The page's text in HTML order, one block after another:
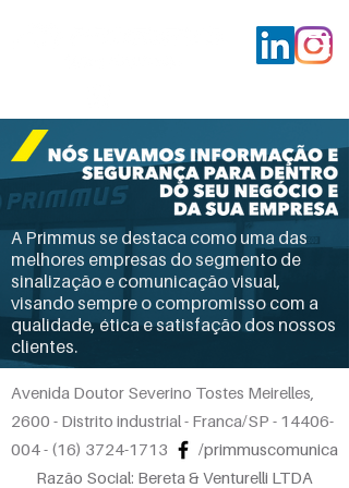
A Primmus se destaca como uma das
melhores empresas do segmento de
sinalização e comunicação visual,
visando sempre o compromisso com a
qualidade, ética e satisfação dos nossos
clientes.
Avenida Doutor Severino Tostes Meirelles,
2600 - Distrito industrial - Franca/SP - 14406-
004- (16) 3724-1713
/primmuscomunica
Razão Social: Bereta & Venturelli LTDA